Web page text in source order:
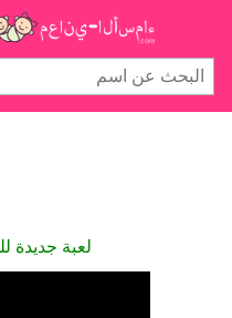
لعبة جديدة